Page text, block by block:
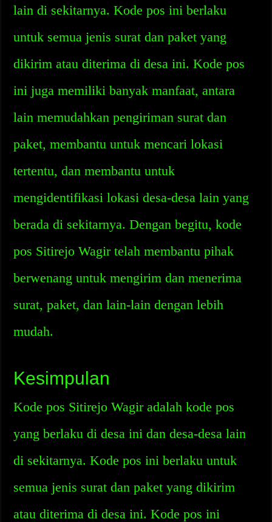
lain di sekitarnya. Kode pos ini berlaku
untuk semua jenis surat dan paket yang
dikirim atau diterima di desa ini. Kode pos
ini juga memiliki banyak manfaat, antara
lain memudahkan pengiriman surat dan
paket, membantu untuk mencari lokasi
tertentu, dan membantu untuk
mengidentifikasi lokasi desa-desa lain yang
berada di sekitarnya. Dengan begitu, kode
pos Sitirejo Wagir telah membantu pihak
berwenang untuk mengirim dan menerima
surat, paket, dan lain-lain dengan lebih
mudah.
Kesimpulan
Kode pos Sitirejo Wagir adalah kode pos
yang berlaku di desa ini dan desa-desa lain
di sekitarnya. Kode pos ini berlaku untuk
semua jenis surat dan paket yang dikirim
atau diterima di desa ini. Kode pos ini